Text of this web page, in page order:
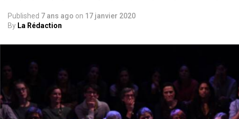
Published 7 ans ago on 17 janvier 2020
By La Rédaction